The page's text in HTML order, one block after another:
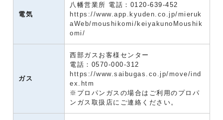
電気
八幡営業所 電話：0120-639-452
https://www.app.kyuden.co.jp/mieruk
aWeb/moushikomi/keiyakunoMoushik
omi/
ガス
西部ガスお客様センター
電話：0570-000-312
https://www.saibugas.co.jp/move/ind
ex.htm
※プロパンガスの場合はご利用のプロパ
ンガス取扱店にご連絡ください。